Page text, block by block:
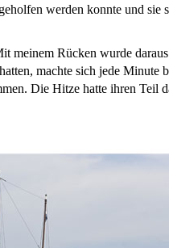
werden konnte und sie
meinem Rücken wurde
machte sich jede Minute
Die Hitze hatte ihren Teil